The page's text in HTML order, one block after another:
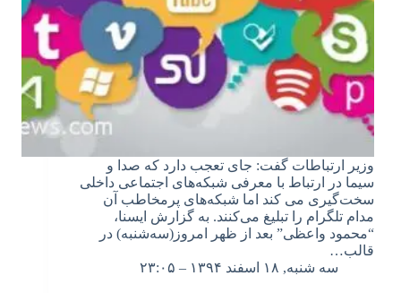
وزیر ارتباطات گفت: جای تعجب دارد که صدا و
سیما در ارتباط با معرفی شبکه‌های اجتماعی داخلی
سخت‌گیری می کند اما شبکه‌های پرمخاطب آن
مدام تلگرام را تبلیغ می‌کنند. به گزارش ایسنا،
“محمود واعظی” بعد از ظهر امروز(سه‌شنبه) در
قالب…
سه شنبه, ۱۸ اسفند ۱۳۹۴ – ۲۳:۰۵